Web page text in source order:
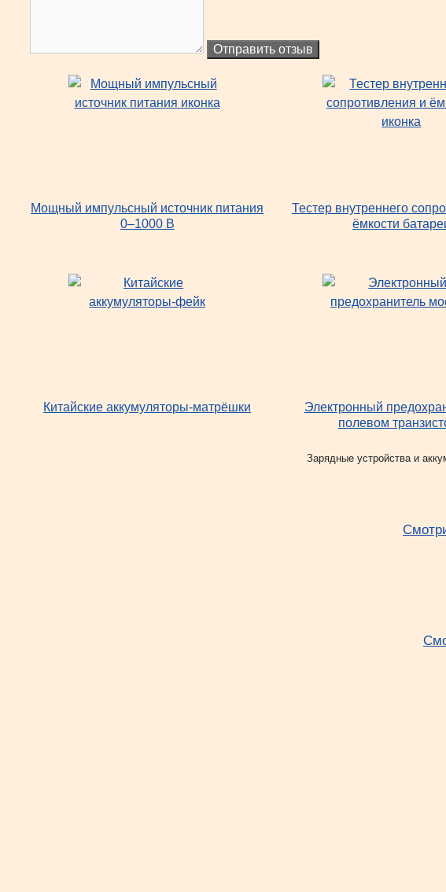
Отправить отзыв
Мощный импульсный источник питания
0–1000 В
Тестер внутреннего
ёмкости
Китайские аккумуляторы-матрёшки
Электронный
полевом
Рубрики
Зарядные устройства и